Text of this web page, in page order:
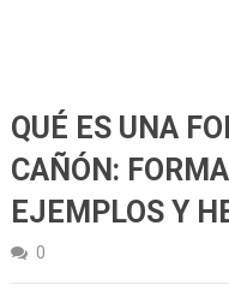
QUÉ ES UNA
CAÑÓN:
EJEMPLOS Y
0